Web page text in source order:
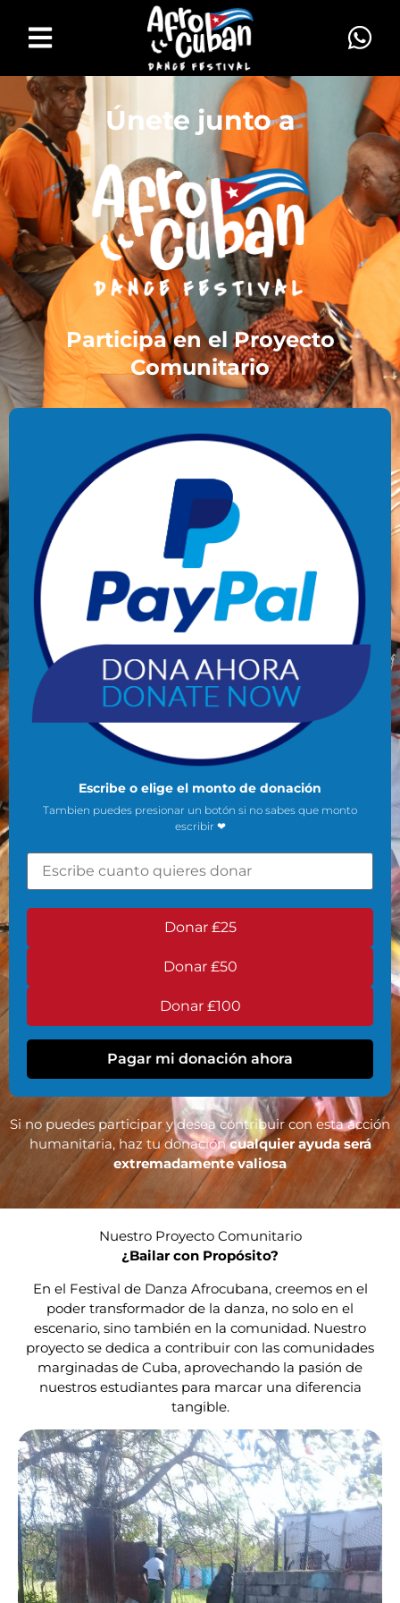
Únete junto a
Participa en el Proyecto
Comunitario
Escribe o elige el monto de donación
Tambien puedes presionar un botón si no sabes que monto
escribir ❤
Donar ₤25
Donar ₤50
Donar ₤100
Pagar mi donación ahora
Si no puedes participar y desea contribuir con esta acción
humanitaria, haz tu donacióncualquier ayuda será
extremadamente valiosa
Nuestro Proyecto Comunitario
¿Bailar con Propósito?
En el Festival de Danza Afrocubana, creemos en el
poder transformador de la danza, no solo en el
escenario, sino también en la comunidad. Nuestro
proyecto se dedica a contribuir con las comunidades
marginadas de Cuba, aprovechando la pasión de
nuestros estudiantes para marcar una diferencia
tangible.